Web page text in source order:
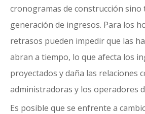
cronogramas de construcción sino
generación de ingresos. Para los
retrasos pueden impedir que las
abran a tiempo, lo que afecta los
proyectados y daña las relaciones
administradoras y los operadores
Es posible que se enfrente a